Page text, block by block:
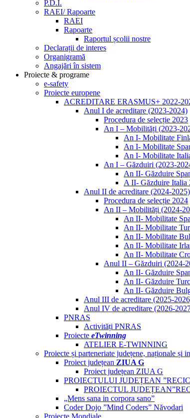
P.D.I.
RAEI/ Rapoarte
RAEI
Rapoarte
Raportul școlii nostre
Declarații de interes
Organigramă
Angajări în sistem
Proiecte & programe
e-safety
Proiecte europene
ACREDITARE ERASMUS+ 2022-
Anul I de acreditare (2023-2024)
Procedura de selecție 2023
An I – Mobilități (2023-
An I- Mobilitate
An I- Mobilitate
An I- Mobilitate
An I – Găzduiri (2023-
An II- Găzduire
A II- Găzduire Italia
Anul II de acreditare (2024-2025)
Procedura de selecție 2024
An II – Mobilități (2024-
An II- Mobilitate
An II- Mobilitate
An II- Mobilitate
An II- Mobilitate
An II- Mobilitate
Anul II – Găzduiri (2024-
An II- Găzduire
An II- Găzduire
An II- Găzduire
Anul III de acreditare (2025-
Anul IV de acreditare (2026-
PNRAS
Activități PNRAS
Proiecte eTwinning
ATELIER E-TWINNING
Proiecte și parteneriate județene, naționale și
Proiect județean ZIUA G
Proiect județean ZIUA G
PROIECTULUI JUDEȚEAN
PROIECTUL
„Mens sana in corpora sano”
Coder Dojo ”Mind Coders” Năvodari
Proiecte Mondiale